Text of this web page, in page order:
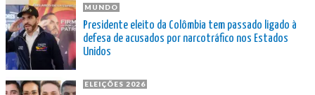
MUNDO
Presidente eleito da Colômbia tem passado ligado à
defesa de acusados por narcotráfico nos Estados
Unidos
ELEIÇÕES 2026